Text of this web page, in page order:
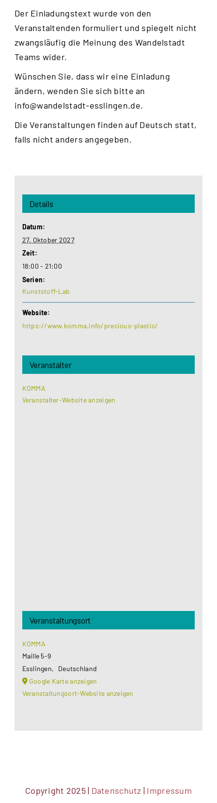
Der Einladungstext wurde von den
Veranstaltenden formuliert und spiegelt nicht
zwangsläufig die Meinung des Wandelstadt
Teams wider.
Wünschen Sie, dass wir eine Einladung
ändern, wenden Sie sich bitte an
info@wandelstadt-esslingen.de.
Die Veranstaltungen finden auf Deutsch statt,
falls nicht anders angegeben.
Details
Datum:
27. Oktober 2027
Zeit:
18:00 - 21:00
Serien:
Kunststoff-Lab
Website:
https://www.komma.info/precious-plastic/
Veranstalter
KOMMA
Veranstalter-Website anzeigen
Veranstaltungsort
KOMMA
Maille 5-9
Esslingen,
Deutschland
Google Karte anzeigen
Veranstaltungsort-Website anzeigen
Copyright 2025 | Datenschutz | Impressum